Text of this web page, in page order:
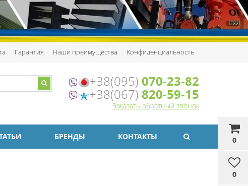
Гарантия Наши преимущества Конфиденциальность
0
0
+38(095) 070-23-82
+38(067) 820-59-15
Заказать обратный звонок
БРЕНДЫ КОНТАКТЫ